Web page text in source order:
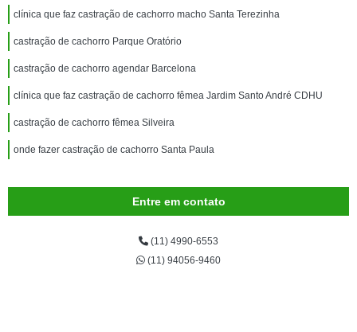
clínica que faz castração de cachorro macho Santa Terezinha
castração de cachorro Parque Oratório
castração de cachorro agendar Barcelona
clínica que faz castração de cachorro fêmea Jardim Santo André CDHU
castração de cachorro fêmea Silveira
onde fazer castração de cachorro Santa Paula
Entre em contato
(11) 4990-6553
(11) 94056-9460